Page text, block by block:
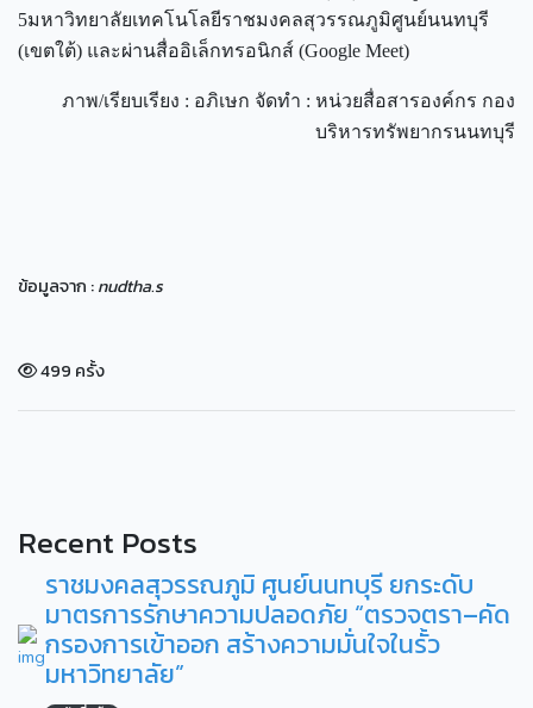
5มหาวิทยาลัยเทคโนโลยีราชมงคลสุวรรณภูมิศูนย์นนทบุรี
(เขตใต้) และผ่านสื่ออิเล็กทรอนิกส์ (Google Meet)
ภาพ/เรียบเรียง : อภิเษก จัดทำ : หน่วยสื่อสารองค์กร กอง
บริหารทรัพยากรนนทบุรี
ข้อมูลจาก :nudtha.s
499 ครั้ง
Recent Posts
ราชมงคลสุวรรณภูมิ ศูนย์นนทบุรี ยกระดับ
มาตรการรักษาความปลอดภัย “ตรวจตรา–คัด
กรองการเข้าออก สร้างความมั่นใจในรั้ว
มหาวิทยาลัย”